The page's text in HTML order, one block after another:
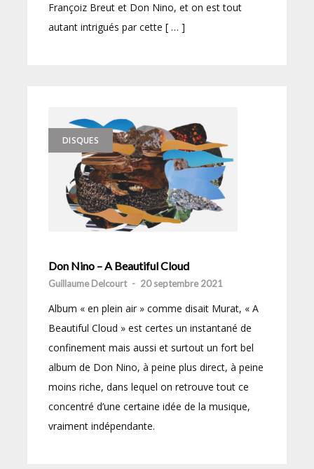
Françoiz Breut et Don Nino, et on est tout
autant intrigués par cette [ … ]
DISQUES
Don Nino – A Beautiful Cloud
Guillaume Delcourt - 20 septembre 2021
Album « en plein air » comme disait Murat, « A
Beautiful Cloud » est certes un instantané de
confinement mais aussi et surtout un fort bel
album de Don Nino, à peine plus direct, à peine
moins riche, dans lequel on retrouve tout ce
concentré d’une certaine idée de la musique,
vraiment indépendante.